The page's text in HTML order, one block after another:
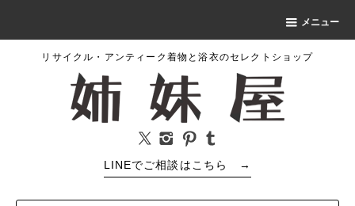
メニュー
リサイクル・アンティーク着物と浴衣のセレクトショップ
LINEでご相談はこちら →